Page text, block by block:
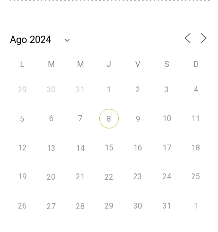
L M M J V S D
29 30 31 1 2 3 4
5 6 7 8 9 10 11
12 13 14 15 16 17 18
19 20 21 22 23 24 25
26 27 28 29 30 31 1